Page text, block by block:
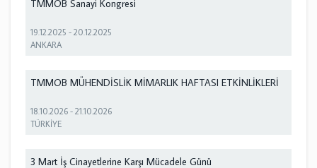
TMMOB Sanayi Kongresi
19.12.2025 -20.12.2025
ANKARA
TMMOB MÜHENDİSLİK MİMARLIK HAFTASI ETKİNLİKLERİ
18.10.2026 -21.10.2026
TÜRKİYE
3 Mart İş Cinayetlerine Karşı Mücadele Günü